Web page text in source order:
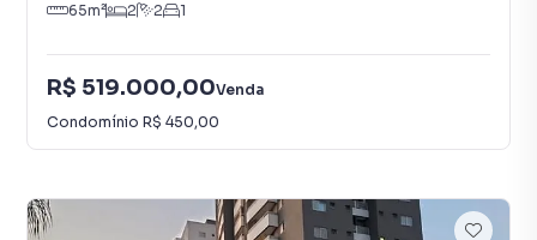
65m² 2 2 1
R$ 519.000,00Venda
Condomínio R$ 450,00